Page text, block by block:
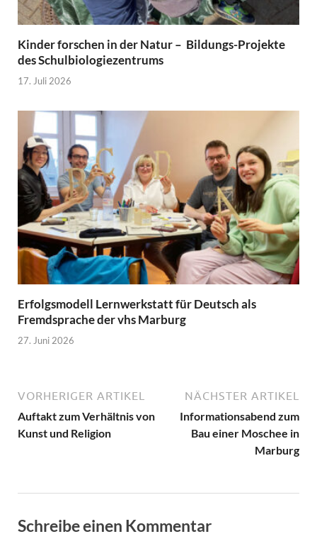
Kinder forschen in der Natur – Bildungs-Projekte
des Schulbiologiezentrums
17. Juli 2026
Erfolgsmodell Lernwerkstatt für Deutsch als
Fremdsprache der vhs Marburg
27. Juni 2026
VORHERIGER ARTIKEL
Auftakt zum Verhältnis von
Kunst und Religion
NÄCHSTER ARTIKEL
Informationsabend zum
Bau einer Moschee in
Marburg
Schreibe einen Kommentar